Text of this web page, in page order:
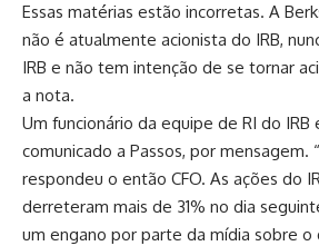
Essas matérias estão incorretas. A
não é atualmente acionista do IRB,
IRB e não tem intenção de se tornar
a nota.
Um funcionário da equipe de RI do
comunicado a Passos, por mensagem.
respondeu o então CFO. As ações do
derreteram mais de 31% no dia
um engano por parte da mídia sobre